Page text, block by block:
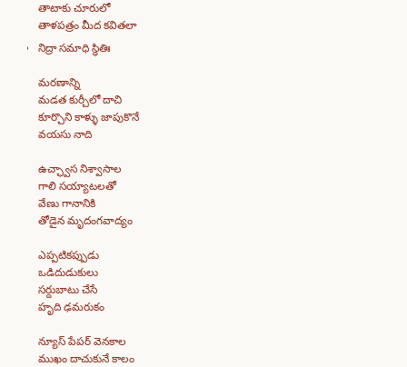
తాటాకు చూరులో
తాళపత్రం మీద కవితలా
నిద్రా సమాధి స్థితిః
మరణాన్ని
మడత కుర్చీలో దాచి
కూర్చొని కాళ్ళు జాపుకొనే
వయసు నాది
ఉచ్ఛ్వాస నిశ్వాసాల
గాలి సయ్యాటలతో
వేణు గానానికి
తోడైన మృదంగవాద్యం
ఎప్పటికప్పుడు
ఒడిదుడుకులు
సర్దుబాటు చేసే
హృది ఢమరుకం
న్యూస్ పేపర్ వెనకాల
ముఖం దాచుకునే కాలం